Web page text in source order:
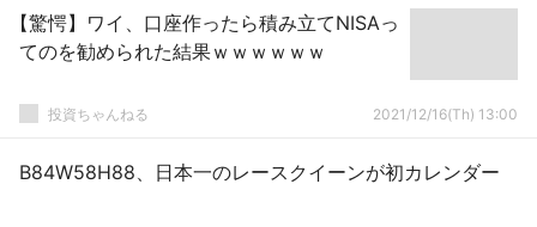
【驚愕】ワイ、口座作ったら積み立てNISAっ
てのを勧められた結果ｗｗｗｗｗｗ
投資ちゃんねる 2021/12/16(Th) 13:00
B84W58H88、日本一のレースクイーンが初カレンダー